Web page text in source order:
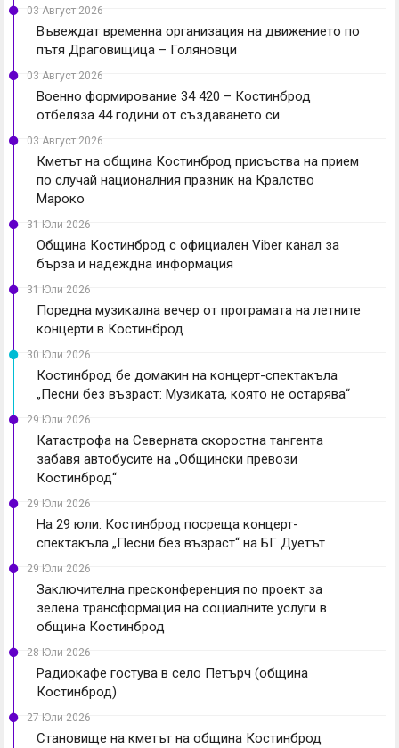
03 Август 2026
Въвеждат временна организация на движението по
пътя Драговищица – Голяновци
03 Август 2026
Военно формирование 34 420 – Костинброд
отбеляза 44 години от създаването си
03 Август 2026
Кметът на община Костинброд присъства на прием
по случай националния празник на Кралство
Мароко
31 Юли 2026
Община Костинброд с официален Viber канал за
бърза и надеждна информация
31 Юли 2026
Поредна музикална вечер от програмата на летните
концерти в Костинброд
30 Юли 2026
Костинброд бе домакин на концерт-спектакъла
„Песни без възраст: Музиката, която не остарява“
29 Юли 2026
Катастрофа на Северната скоростна тангента
забавя автобусите на „Общински превози
Костинброд“
29 Юли 2026
На 29 юли: Костинброд посреща концерт-
спектакъла „Песни без възраст“ на БГ Дуетът
29 Юли 2026
Заключителна пресконференция по проект за
зелена трансформация на социалните услуги в
община Костинброд
28 Юли 2026
Радиокафе гостува в село Петърч (община
Костинброд)
27 Юли 2026
Становище на кметът на община Костинброд